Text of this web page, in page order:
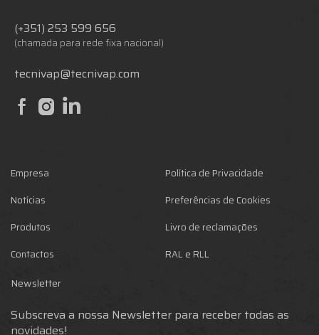
(+351) 253 599 656
(chamada para rede fixa nacional)
tecnivap@tecnivap.com
Empresa
Notícias
Produtos
Contactos
Política de Privacidade
Preferências de Cookies
Livro de reclamações
RAL e RLL
Newsletter
Subscreva a nossa Newsletter para receber todas as
novidades!